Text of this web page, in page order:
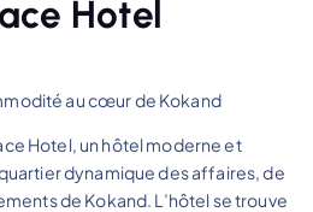
Hotel
au cœur de Kokand
Hotel, un hôtel moderne et
dynamique des affaires, de
de Kokand. L’hôtel se trouve